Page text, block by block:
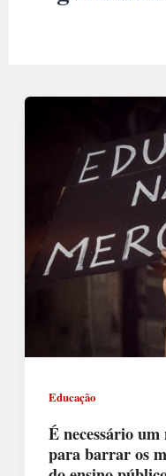
Educação
É necessário
para barrar os